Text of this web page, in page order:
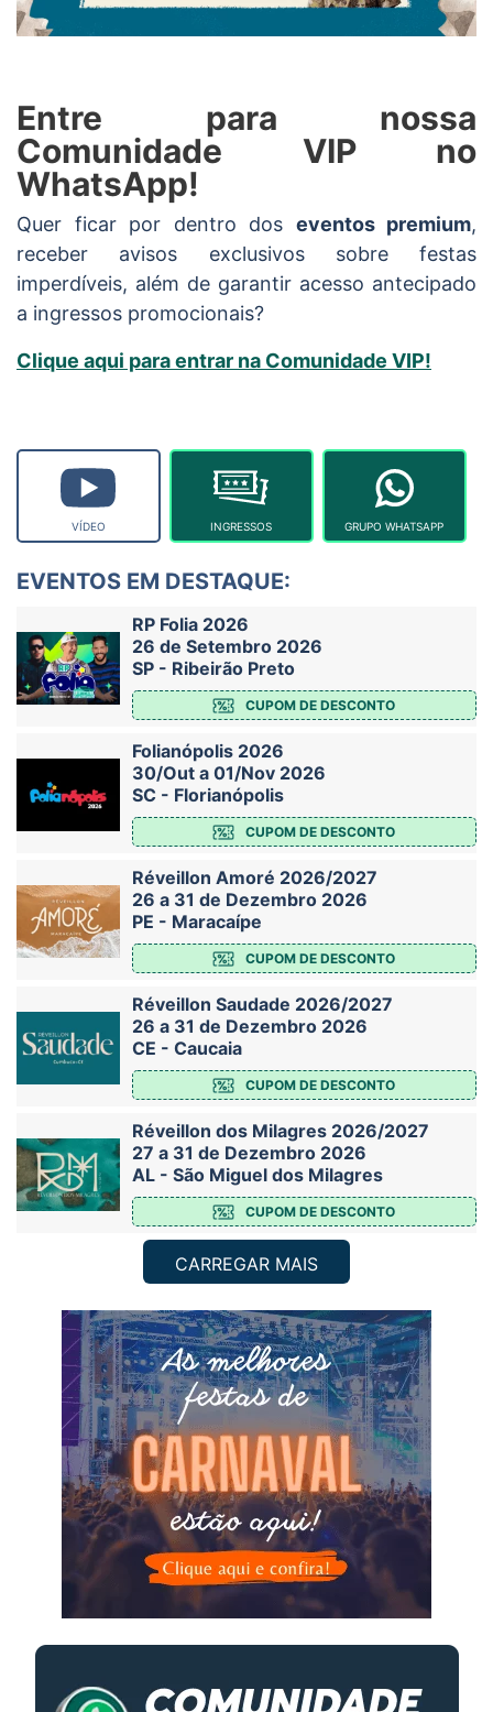
Entre para nossa
Comunidade VIP no
WhatsApp!
Quer ficar por dentro dos eventos premium,
receber avisos exclusivos sobre festas
imperdíveis, além de garantir acesso antecipado
a ingressos promocionais?
Clique aqui para entrar na Comunidade VIP!
VÍDEO INGRESSOS GRUPO WHATSAPP
EVENTOS EM DESTAQUE:
RP Folia 2026
26 de Setembro 2026
SP - Ribeirão Preto
CUPOM DE DESCONTO
Folianópolis 2026
30/Out a 01/Nov 2026
SC - Florianópolis
CUPOM DE DESCONTO
Réveillon Amoré 2026/2027
26 a 31 de Dezembro 2026
PE - Maracaípe
CUPOM DE DESCONTO
Réveillon Saudade 2026/2027
26 a 31 de Dezembro 2026
CE - Caucaia
CUPOM DE DESCONTO
Réveillon dos Milagres 2026/2027
27 a 31 de Dezembro 2026
AL - São Miguel dos Milagres
CUPOM DE DESCONTO
CARREGAR MAIS